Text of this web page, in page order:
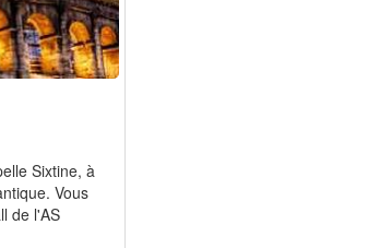
Sixtine, à
Vous
de l'AS